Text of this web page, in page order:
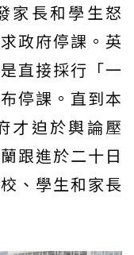
家長和學生怒
政府停課。英
直接採行「一
停課。直到本
才迫於輿論壓
跟進於二十日
、學生和家長